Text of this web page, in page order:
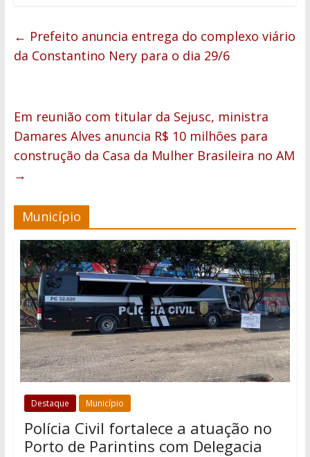
← Prefeito anuncia entrega do complexo viário
da Constantino Nery para o dia 29/6
Em reunião com titular da Sejusc, ministra
Damares Alves anuncia R$ 10 milhões para
construção da Casa da Mulher Brasileira no AM
→
Município
Destaque Município
Polícia Civil fortalece a atuação no
Porto de Parintins com Delegacia